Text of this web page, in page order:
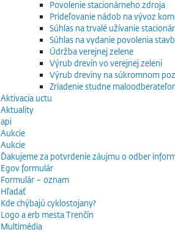
Povolenie stacionárneho zdroja
Prideľovanie nádob na vývoz
Súhlas na trvalé užívanie
Súhlas na vydanie povolenia
Údržba verejnej zelene
Výrub drevín vo verejnej zeleni
Výrub dreviny na súkromnom
Zriadenie studne
Aktivacia uctu
Aktuality
api
Aukcie
Aukcie
Ďakujeme za potvrdenie záujmu o odber
Egov formulár
Formulár – oznam
Hľadať
Kde chýbajú cyklostojany?
Logo a erb mesta Trenčín
Multimédia